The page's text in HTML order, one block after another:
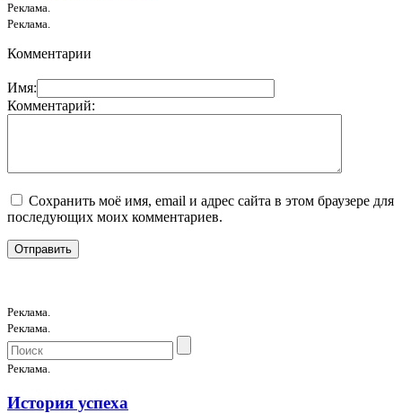
Реклама.
Реклама.
Комментарии
Имя:
Комментарий:
Сохранить моё имя, email и адрес сайта в этом браузере для
последующих моих комментариев.
Реклама.
Реклама.
Реклама.
История успеха